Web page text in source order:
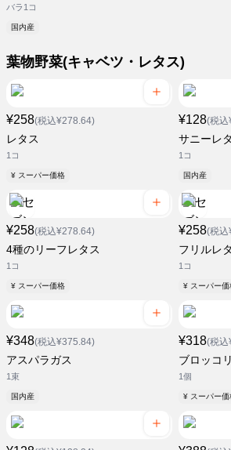
バラ1コ
国内産
葉物野菜(キャベツ・レタス)
¥258(税込¥278.64)
レタス
1コ
¥ スーパー価格
¥128(税
サニーレ
1コ
国内産
¥258(税込¥278.64)
4種のリーフレタス
1コ
¥ スーパー価格
¥258(税
フリルレ
1コ
¥ スーパー
¥348(税込¥375.84)
アスパラガス
1束
国内産
¥318(税
ブロッコ
1個
¥ スーパー